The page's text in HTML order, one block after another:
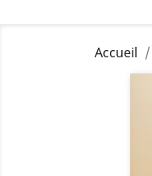
Accueil